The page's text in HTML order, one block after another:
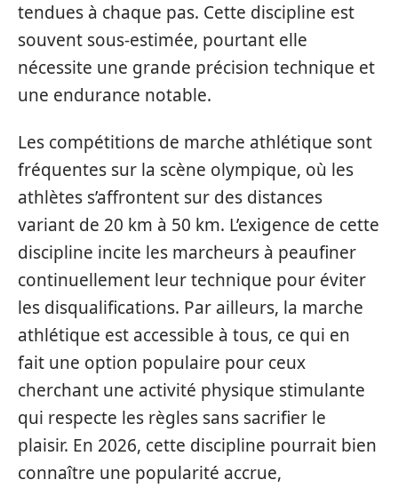
tendues à chaque pas. Cette discipline est
souvent sous-estimée, pourtant elle
nécessite une grande précision technique et
une endurance notable.
Les compétitions de marche athlétique sont
fréquentes sur la scène olympique, où les
athlètes s’affrontent sur des distances
variant de 20 km à 50 km. L’exigence de cette
discipline incite les marcheurs à peaufiner
continuellement leur technique pour éviter
les disqualifications. Par ailleurs, la marche
athlétique est accessible à tous, ce qui en
fait une option populaire pour ceux
cherchant une activité physique stimulante
qui respecte les règles sans sacrifier le
plaisir. En 2026, cette discipline pourrait bien
connaître une popularité accrue,